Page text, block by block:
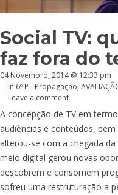
Social TV:
faz fora do
04 Novembro, 2014 @ 12:33 pm
in 6º P - Propagação,
Leave a comment
A concepção de TV em
audiências e conteúdos,
alterou-se com a chegada
meio digital gerou novas
descobrem e consomem
sofreu uma restruturação a